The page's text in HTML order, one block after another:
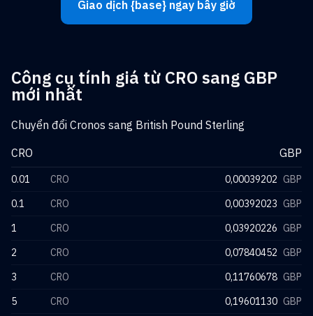
Giao dịch {base} ngay bây giờ
Công cụ tính giá từ CRO sang GBP
mới nhất
Chuyển đổi Cronos sang British Pound Sterling
CRO
GBP
0.01 CRO 0,00039202 GBP
0.1
CRO 0,00392023 GBP
1
CRO 0,03920226 GBP
2
CRO 0,07840452 GBP
3
CRO 0,11760678 GBP
5
CRO 0,19601130 GBP